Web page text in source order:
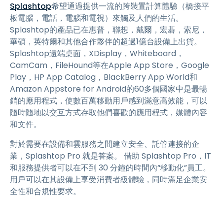
Splashtop希望通過提供一流的跨裝置計算體驗（橋接平
板電腦，電話，電腦和電視）來觸及人們的生活。
Splashtop的產品已在惠普，聯想，戴爾，宏碁，索尼，
華碩，英特爾和其他合作夥伴的超過1億台設備上出貨。
Splashtop遠端桌面，XDisplay，Whiteboard，
CamCam，FileHound等在Apple App Store，Google
Play，HP App Catalog，BlackBerry App World和
Amazon Appstore for Android的60多個國家中是最暢
銷的應用程式，使數百萬移動用戶感到滿意高效能，可以
隨時隨地以交互方式存取他們喜歡的應用程式，媒體內容
和文件。
對於需要在設備和雲服務之間建立安全、託管連接的企
業，Splashtop Pro 就是答案。 借助 Splashtop Pro，IT
和服務提供者可以在不到 30 分鐘的時間內“移動化”員工。
用戶可以在其設備上享受消費者級體驗，同時滿足企業安
全性和合規性要求。